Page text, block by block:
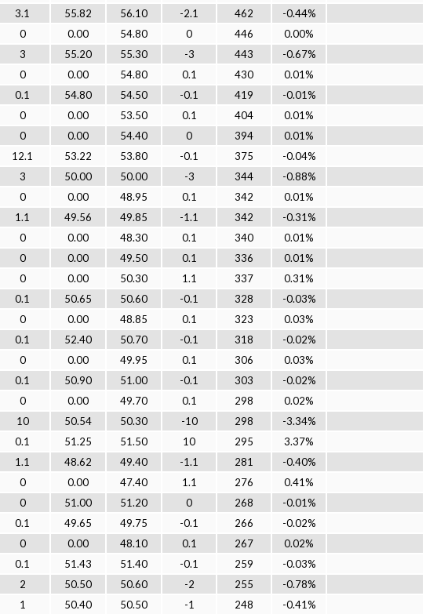
3.1 55.82 56.10 -2.1 462
-0.44%
0 0.00 54.80 0 446
0.00%
3 55.20 55.30 -3 443
-0.67%
0 0.00 54.80 0.1 430
0.01%
0.1 54.80 54.50 -0.1 419
-0.01%
0 0.00 53.50 0.1 404
0.01%
0 0.00 54.40 0 394
0.01%
12.1 53.22 53.80 -0.1 375
-0.04%
3 50.00 50.00 -3 344
-0.88%
0 0.00 48.95 0.1 342
0.01%
1.1 49.56 49.85 -1.1 342
-0.31%
0 0.00 48.30 0.1 340
0.01%
0 0.00 49.50 0.1 336
0.01%
0 0.00 50.30 1.1 337
0.31%
0.1 50.65 50.60 -0.1 328
-0.03%
0 0.00 48.85 0.1 323
0.03%
0.1 52.40 50.70 -0.1 318
-0.02%
0 0.00 49.95 0.1 306
0.03%
0.1 50.90 51.00 -0.1 303
-0.02%
0 0.00 49.70 0.1 298
0.02%
10 50.54 50.30 -10 298
-3.34%
0.1 51.25 51.50 10 295
3.37%
1.1 48.62 49.40 -1.1 281
-0.40%
0 0.00 47.40 1.1 276
0.41%
0 51.00 51.20 0 268
-0.01%
0.1 49.65 49.75 -0.1 266
-0.02%
0 0.00 48.10 0.1 267
0.02%
0.1 51.43 51.40 -0.1 259
-0.03%
2 50.50 50.60 -2 255
-0.78%
1 50.40 50.50 -1 248 -0.41%